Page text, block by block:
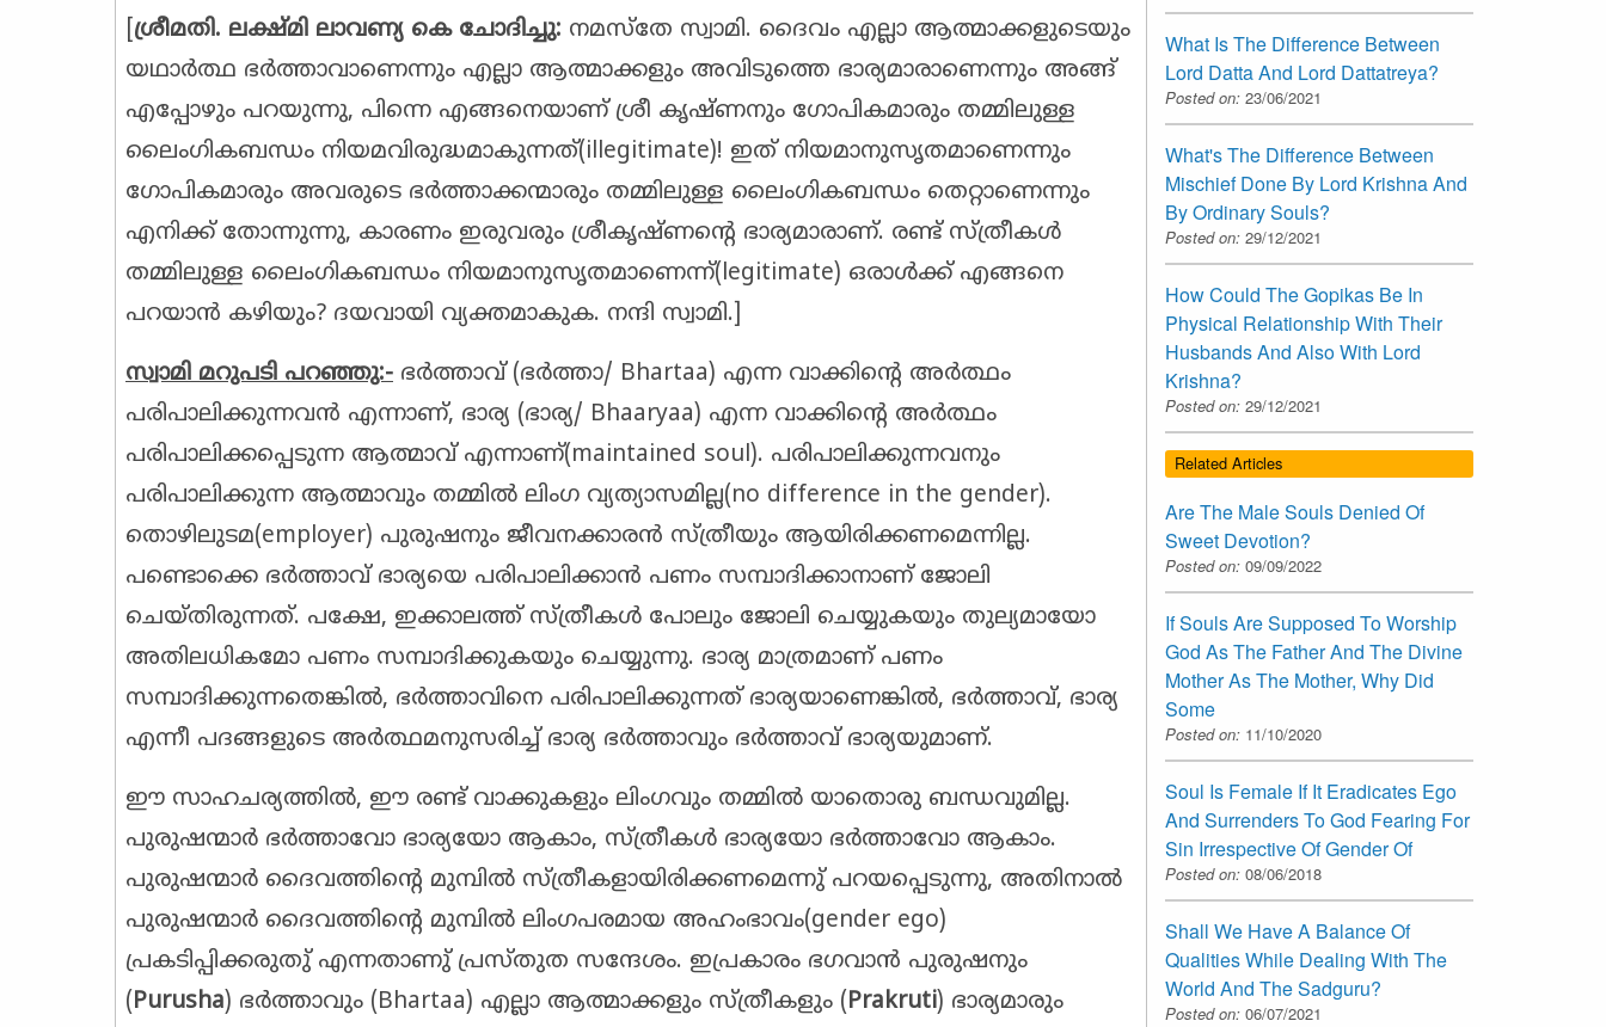
ശ്രീമതി. ലക്ഷ്മി ലാവണ്യ കെ ചോദിച്ചു: നമസ്തേ സ്വാമി. ദൈവം എല്ലാ ആത്മാക്കളുടെയും
യഥാർത്ഥ ഭർത്താവാണെന്നും എല്ലാ ആത്മാക്കളും അവിടുത്തെ ഭാര്യമാരാണെന്നും അങ്ങ്
എപ്പോഴും പറയുന്നു, പിന്നെ എങ്ങനെയാണ് ശ്രീ കൃഷ്ണനും ഗോപികമാരും തമ്മിലുള്ള
ലൈംഗികബന്ധം നിയമവിരുദ്ധമാകുന്നത്(illegitimate)! ഇത് നിയമാനുസൃതമാണെന്നും
ഗോപികമാരും അവരുടെ ഭർത്താക്കന്മാരും തമ്മിലുള്ള ലൈംഗികബന്ധം തെറ്റാണെന്നും
എനിക്ക് തോന്നുന്നു, കാരണം ഇരുവരും ശ്രീകൃഷ്ണന്റെ ഭാര്യമാരാണ്. രണ്ട് സ്ത്രീകൾ
തമ്മിലുള്ള ലൈംഗികബന്ധം നിയമാനുസൃതമാണെന്ന്(legitimate) ഒരാൾക്ക് എങ്ങനെ
പറയാൻ കഴിയും? ദയവായി വ്യക്തമാകുക. നന്ദി സ്വാമി.]
സ്വാമി മറുപടി പറഞ്ഞു:- ഭർത്താവ് (ഭർത്താ/ Bhartaa) എന്ന വാക്കിന്റെ അർത്ഥം
പരിപാലിക്കുന്നവൻ എന്നാണ്, ഭാര്യ (ഭാര്യ/ Bhaaryaa) എന്ന വാക്കിന്റെ അർത്ഥം
പരിപാലിക്കപ്പെടുന്ന ആത്മാവ് എന്നാണ്(maintained soul). പരിപാലിക്കുന്നവനും
പരിപാലിക്കുന്ന ആത്മാവും തമ്മിൽ ലിംഗ വ്യത്യാസമില്ല(no difference in the gender).
തൊഴിലുടമ(employer) പുരുഷനും ജീവനക്കാരൻ സ്ത്രീയും ആയിരിക്കണമെന്നില്ല.
പണ്ടൊക്കെ ഭർത്താവ് ഭാര്യയെ പരിപാലിക്കാൻ പണം സമ്പാദിക്കാനാണ് ജോലി
ചെയ്തിരുന്നത്. പക്ഷേ, ഇക്കാലത്ത് സ്ത്രീകൾ പോലും ജോലി ചെയ്യുകയും തുല്യമായോ
അതിലധികമോ പണം സമ്പാദിക്കുകയും ചെയ്യുന്നു. ഭാര്യ മാത്രമാണ് പണം
സമ്പാദിക്കുന്നതെങ്കിൽ, ഭർത്താവിനെ പരിപാലിക്കുന്നത് ഭാര്യയാണെങ്കിൽ, ഭർത്താവ്, ഭാര്യ
എന്നീ പദങ്ങളുടെ അർത്ഥമനുസരിച്ച് ഭാര്യ ഭർത്താവും ഭർത്താവ് ഭാര്യയുമാണ്.
ഈ സാഹചര്യത്തിൽ, ഈ രണ്ട് വാക്കുകളും ലിംഗവും തമ്മിൽ യാതൊരു ബന്ധവുമില്ല.
പുരുഷന്മാർ ഭർത്താവോ ഭാര്യയോ ആകാം, സ്ത്രീകൾ ഭാര്യയോ ഭർത്താവോ ആകാം.
പുരുഷന്മാർ ദൈവത്തിന്റെ മുമ്പിൽ സ്ത്രീകളായിരിക്കണമെന്നു് പറയപ്പെടുന്നു, അതിനാൽ
പുരുഷന്മാർ ദൈവത്തിന്റെ മുമ്പിൽ ലിംഗപരമായ അഹംഭാവം(gender ego)
പ്രകടിപ്പിക്കരുതു് എന്നതാണു് പ്രസ്തുത സന്ദേശം. ഇപ്രകാരം ഭഗവാൻ പുരുഷനും
(Purusha) ഭർത്താവും (Bhartaa) എല്ലാ ആത്മാക്കളും സ്ത്രീകളും (Prakruti) ഭാര്യമാരും
What Is The Difference Between
Lord Datta And Lord Dattatreya?
Posted on: 23/06/2021
What's The Difference Between
Mischief Done By Lord Krishna And
By Ordinary Souls?
Posted on: 29/12/2021
How Could The Gopikas Be In
Physical Relationship With Their
Husbands And Also With Lord
Krishna?
Posted on: 29/12/2021
Related Articles
Are The Male Souls Denied Of
Sweet Devotion?
Posted on: 09/09/2022
If Souls Are Supposed To Worship
God As The Father And The Divine
Mother As The Mother, Why Did
Some
Posted on: 11/10/2020
Soul Is Female If It Eradicates Ego
And Surrenders To God Fearing For
Sin Irrespective Of Gender Of
Posted on: 08/06/2018
Shall We Have A Balance Of
Qualities While Dealing With The
World And The Sadguru?
Posted on: 06/07/2021